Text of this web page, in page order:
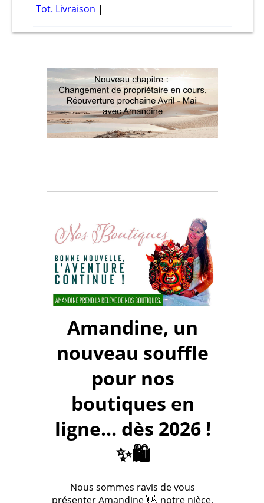
Tot. Livraison
Amandine, un
nouveau souffle
pour nos
boutiques en
ligne... dès 2026 !
✨🛍️
Nous sommes ravis de vous
présenter Amandine 👋, notre nièce,